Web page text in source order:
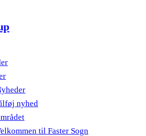
nyhed
til Faster Sogn